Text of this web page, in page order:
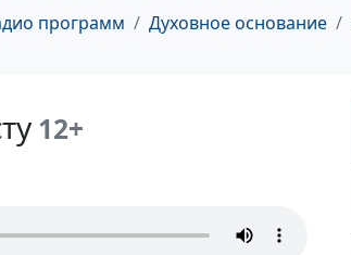
программ Духовное основание
12+